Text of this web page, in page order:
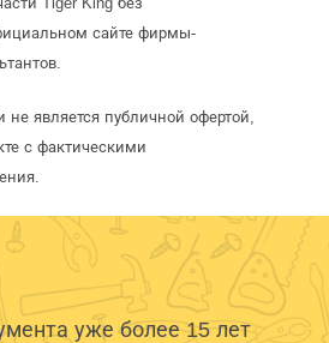
сайте фирмы-
является публичной офертой,
с фактическими
уже более 15 лет